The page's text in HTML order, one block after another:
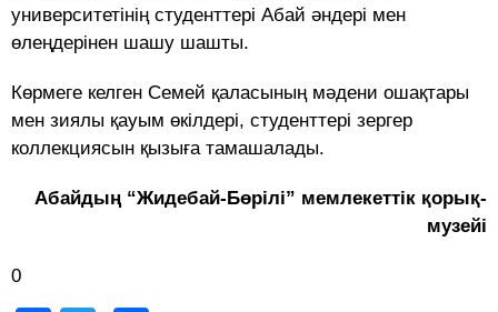
университетінің студенттері Абай әндері мен
өлеңдерінен шашу шашты.
Көрмеге келген Семей қаласының мәдени ошақтары
мен зиялы қауым өкілдері, студенттері зергер
коллекциясын қызыға тамашалады.
Абайдың “Жидебай-Бөрілі” мемлекеттік қорық-
музейі
0